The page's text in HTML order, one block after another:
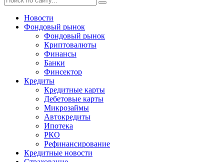
Новости
Фондовый рынок
Фондовый рынок
Криптовалюты
Финансы
Банки
Финсектор
Кредиты
Кредитные карты
Дебетовые карты
Микрозаймы
Автокредиты
Ипотека
РКО
Рефинансирование
Кредитные новости